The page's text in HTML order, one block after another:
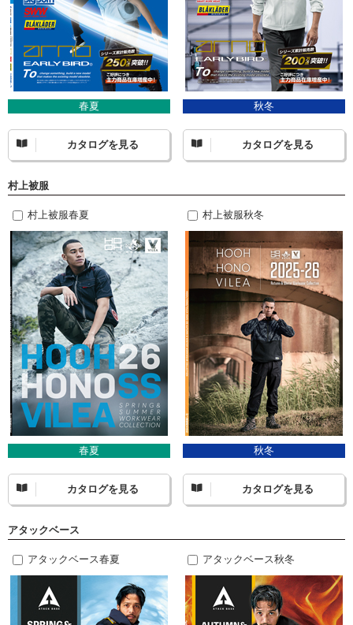
春夏
カタログを見る
秋冬
カタログを見る
村上被服
村上被服春夏
春夏
カタログを見る
村上被服秋冬
秋冬
カタログを見る
アタックベース
アタックベース春夏 アタックベース秋冬